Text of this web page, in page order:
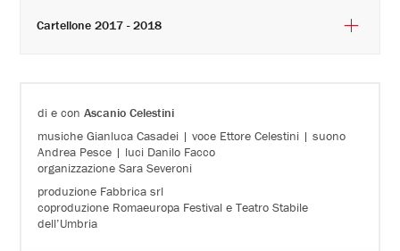
di e conAscanio Celestini
musiche Gianluca Casadei | voce Ettore Celestini | suono
Andrea Pesce | luci Danilo Facco
organizzazione Sara Severoni
produzione Fabbrica srl
coproduzione Romaeuropa Festival e Teatro Stabile
dell’Umbria
Cartellone 2017 - 2018